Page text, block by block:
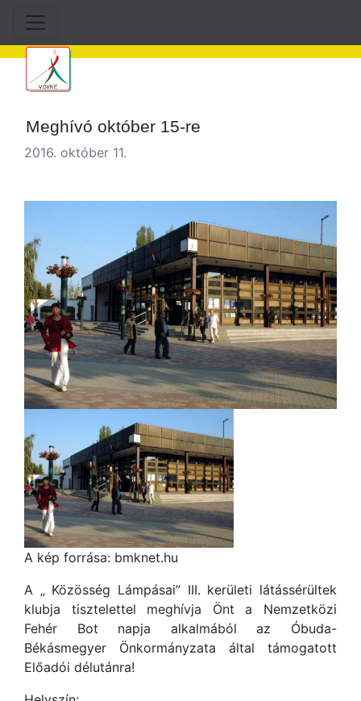
Meghívó október 15-re
2016. október 11.
A kép forrása: bmknet.hu
A „ Közösség Lámpásai” III. kerületi látássérültek
klubja tisztelettel meghívja Önt a Nemzetközi
Fehér Bot napja alkalmából az Óbuda-
Békásmegyer Önkormányzata által támogatott
Előadói délutánra!